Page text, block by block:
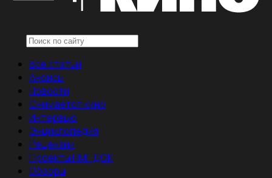
Все статьи
Анонсы
Новости
Снимается кино
Интервью
Энциклопедия
Рецензии
Проекты НМГ ДОК
Обзоры